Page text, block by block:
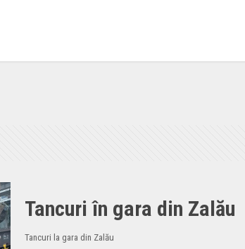
Tancuri în gara din Zalău
Tancuri la gara din Zalău